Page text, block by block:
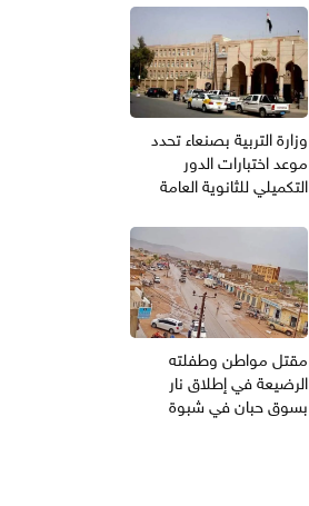
وزارة التربية بصنعاء تحدد
موعد اختبارات الدور
التكميلي للثانوية العامة
مقتل مواطن وطفلته
الرضيعة في إطلاق نار
بسوق حبان في شبوة